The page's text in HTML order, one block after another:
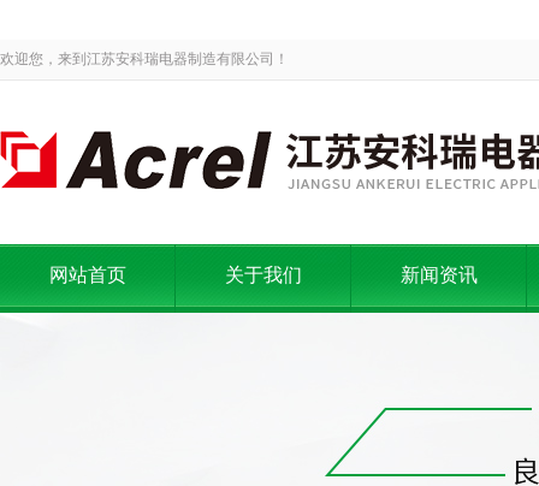
欢迎您，来到江苏安科瑞电器制造有限公司！
网站首页 关于我们 新闻资讯